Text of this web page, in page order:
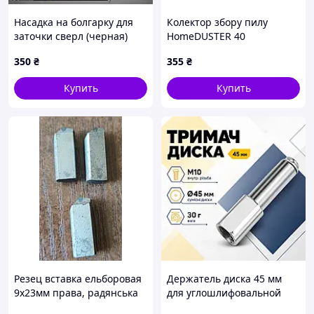
Насадка на болгарку для
заточки сверл (черная)
350 ₴
Купить
Колектор збору пилу
HomeDUSTER 40
355 ₴
Купить
Резец вставка ельборовая
9х23мм права, радянська
Держатель диска 45 мм
для углошлифовальной